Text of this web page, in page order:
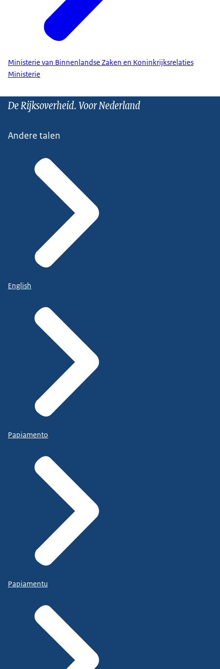
Ministerie van Binnenlandse Zaken en Koninkrijksrelaties
Ministerie
De Rijksoverheid. Voor Nederland
Andere talen
English
Papiamento
Papiamentu